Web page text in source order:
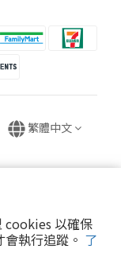
cookies 以確保
執行追蹤。 了
繁體中文
CO., LTD.